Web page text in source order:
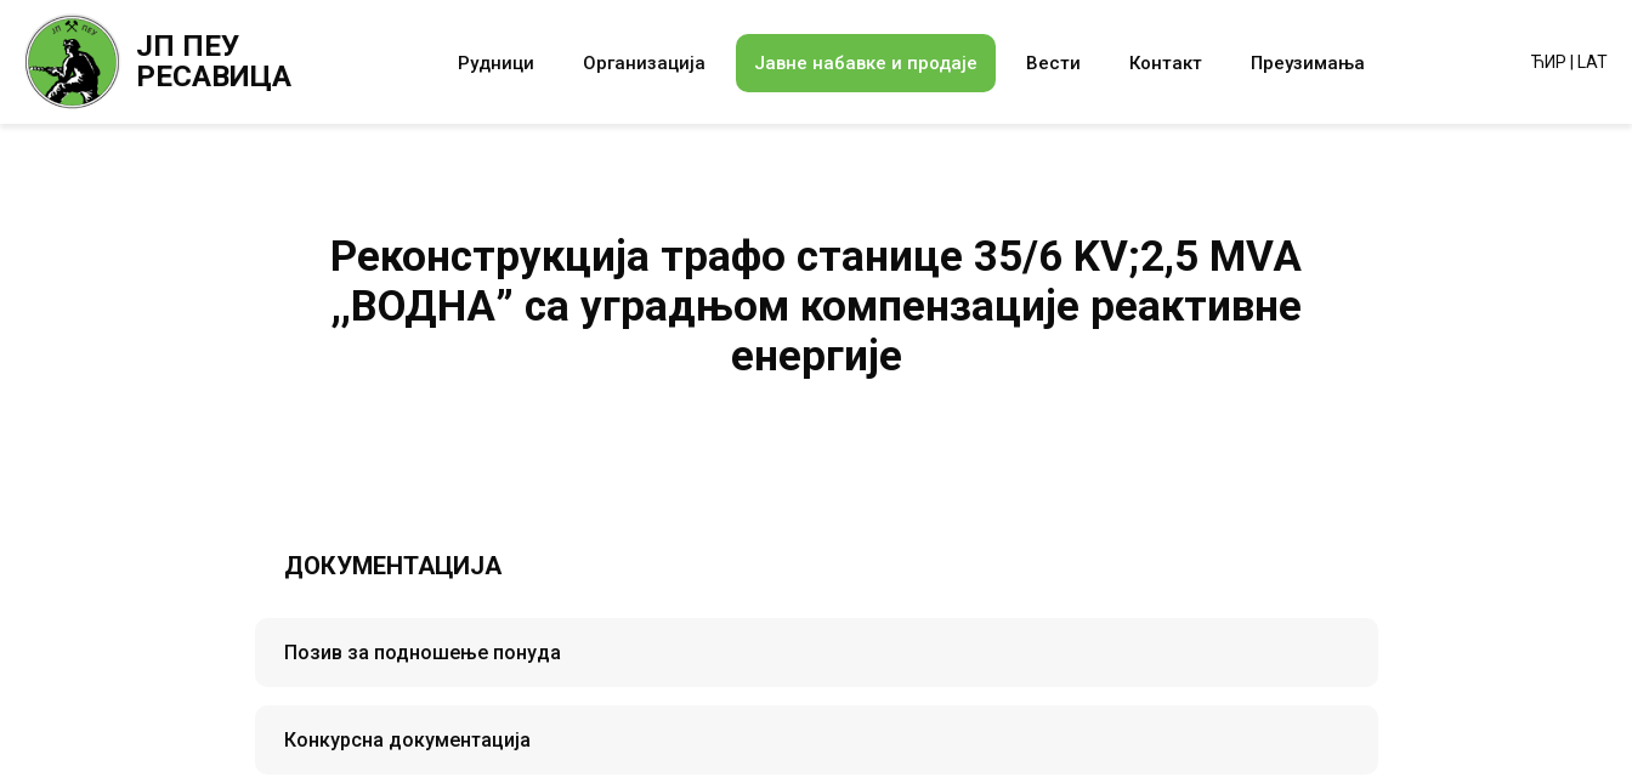
ЈП ПЕУ
РЕСАВИЦА
Рудници Организација Јавне набавке и продаје Вести Контакт Преузимања ЋИР LAT
Реконструкција трафо станице 35/6 KV;2,5 MVA
,,ВОДНА” са уградњом компензације реактивне
енергије
ДОКУМЕНТАЦИЈА
Позив за подношење понуда
Конкурсна документација